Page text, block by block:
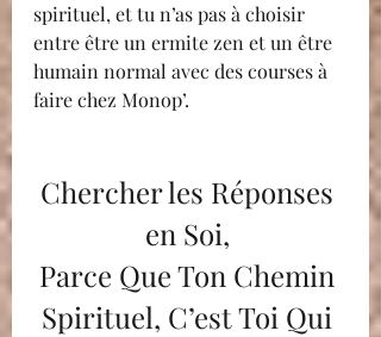
spirituel, et tu n’as pas à choisir
entre être un ermite zen et un être
humain normal avec des courses à
faire chez Monop’.
Chercher les Réponses
en Soi,
Parce Que Ton Chemin
Spirituel, C’est Toi Qui